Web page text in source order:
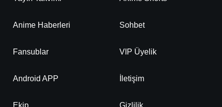
Anime Haberleri Sohbet
Fansublar VIP Üyelik
Android APP İletişim
Ekip Gizlilik